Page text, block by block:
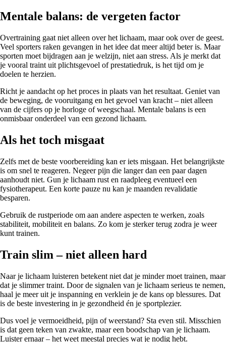
Mentale balans: de vergeten factor
Overtraining gaat niet alleen over het lichaam, maar ook over de geest.
Veel sporters raken gevangen in het idee dat meer altijd beter is. Maar
sporten moet bijdragen aan je welzijn, niet aan stress. Als je merkt dat
je vooral traint uit plichtsgevoel of prestatiedruk, is het tijd om je
doelen te herzien.
Richt je aandacht op het proces in plaats van het resultaat. Geniet van
de beweging, de vooruitgang en het gevoel van kracht – niet alleen
van de cijfers op je horloge of weegschaal. Mentale balans is een
onmisbaar onderdeel van een gezond lichaam.
Als het toch misgaat
Zelfs met de beste voorbereiding kan er iets misgaan. Het belangrijkste
is om snel te reageren. Negeer pijn die langer dan een paar dagen
aanhoudt niet. Gun je lichaam rust en raadpleeg eventueel een
fysiotherapeut. Een korte pauze nu kan je maanden revalidatie
besparen.
Gebruik de rustperiode om aan andere aspecten te werken, zoals
stabiliteit, mobiliteit en balans. Zo kom je sterker terug zodra je weer
kunt trainen.
Train slim – niet alleen hard
Naar je lichaam luisteren betekent niet dat je minder moet trainen, maar
dat je slimmer traint. Door de signalen van je lichaam serieus te nemen,
haal je meer uit je inspanning en verklein je de kans op blessures. Dat
is de beste investering in je gezondheid én je sportplezier.
Dus voel je vermoeidheid, pijn of weerstand? Sta even stil. Misschien
is dat geen teken van zwakte, maar een boodschap van je lichaam.
Luister ernaar – het weet meestal precies wat je nodig hebt.